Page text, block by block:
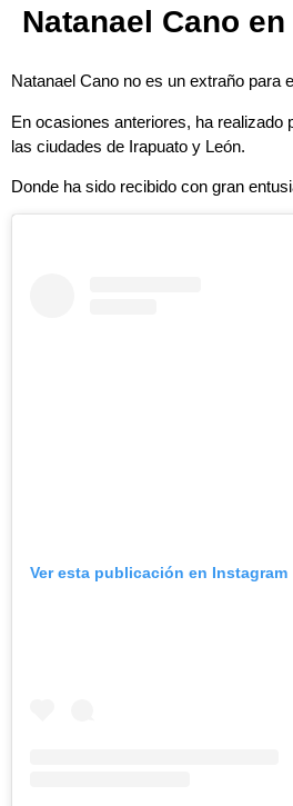
Natanael Cano
Natanael Cano no es un extraño para
En ocasiones anteriores, ha realizado
las ciudades de Irapuato y León.
Donde ha sido recibido con gran
Ver esta publicación en Instagram